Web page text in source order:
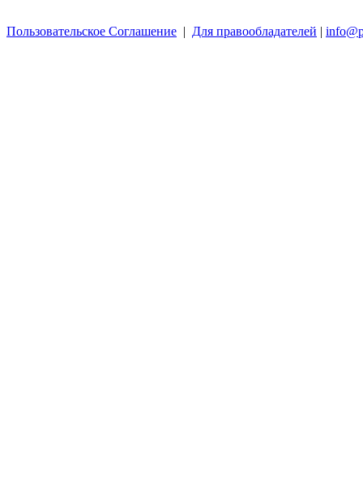
Пользовательское Соглашение | Для правообладателей |